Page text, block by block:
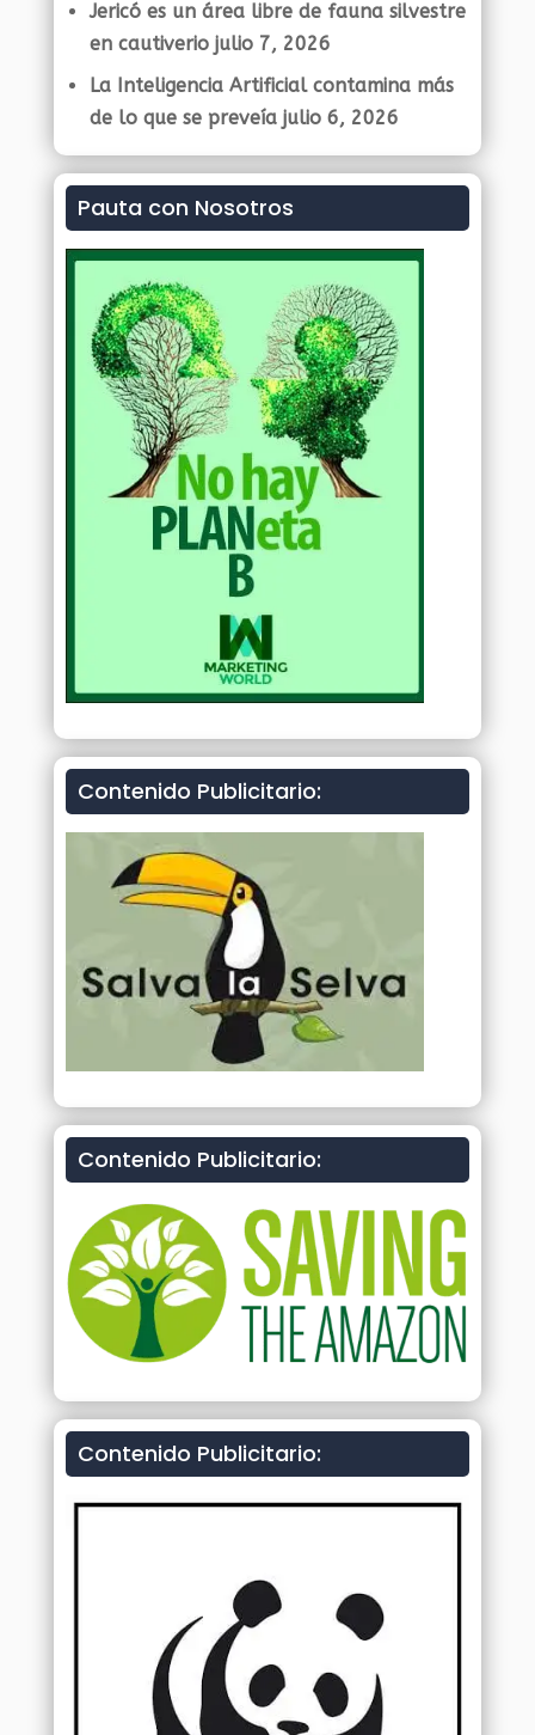
Jericó es un área libre de fauna silvestre
en cautiverio julio 7, 2026
La Inteligencia Artificial contamina más
de lo que se preveía julio 6, 2026
Pauta con Nosotros
Contenido Publicitario:
Contenido Publicitario:
Contenido Publicitario: